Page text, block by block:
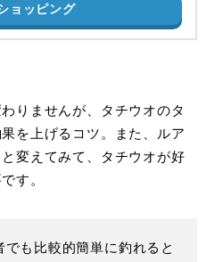
ョッピング
りませんが、タチウオのタ
を上げるコツ。また、ルア
変えてみて、タチウオが好
す。
も比較的簡単に釣れると